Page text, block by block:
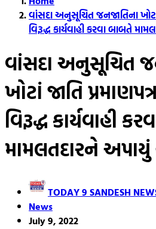
વાંસદા અનુસૂચિત જનજાતિના
વિરૂદ્ધ કાર્યવાહી કરવા બાબતે
વાંસદા અનુસૂચિત
ખોટાં જાતિ
વિરૂદ્ધ કાર્યવાહી
મામલતદારને
TODAY 9 SANDESH
News
July 9, 2022